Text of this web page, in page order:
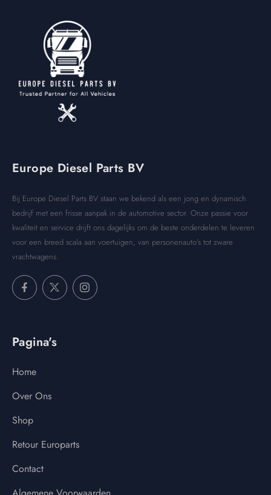
Europe Diesel Parts BV
Bij Europe Diesel Parts BV staan we bekend als een jong en dynamisch
bedrijf met een frisse aanpak in de automotive sector. Onze passie voor
kwaliteit en service drijft ons dagelijks om de beste onderdelen te leveren
voor een breed scala aan voertuigen, van personenauto’s tot zware
vrachtwagens.
Pagina's
Home
Over Ons
Shop
Retour Europarts
Contact